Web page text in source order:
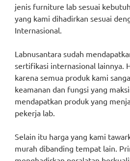
jenis furniture lab sesuai
yang kami dihadirkan sesuai
Internasional.
Labnusantara sudah
sertifikasi internasional lainnya.
karena semua produk kami
keamanan dan fungsi yang
mendapatkan produk yang
pekerja lab.
Selain itu harga yang kami
murah dibanding tempat lain.